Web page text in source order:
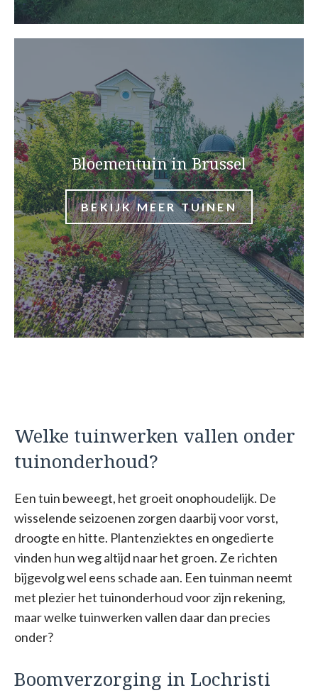
Bloementuin in Brussel
BEKIJK MEER TUINEN
Welke tuinwerken vallen onder
tuinonderhoud?
Een tuin beweegt, het groeit onophoudelijk. De
wisselende seizoenen zorgen daarbij voor vorst,
droogte en hitte. Plantenziektes en ongedierte
vinden hun weg altijd naar het groen. Ze richten
bijgevolg wel eens schade aan. Een tuinman neemt
met plezier het tuinonderhoud voor zijn rekening,
maar welke tuinwerken vallen daar dan precies
onder?
Boomverzorging in Lochristi